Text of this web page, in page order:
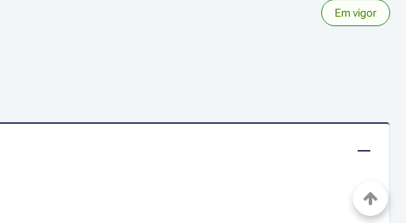
Em vigor